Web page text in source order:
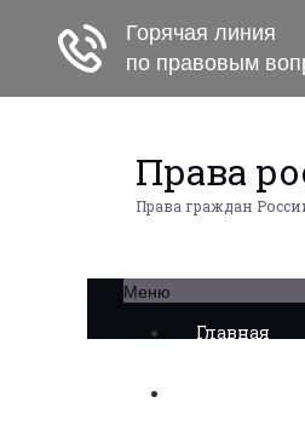
Права
Права граждан
Меню
Главная